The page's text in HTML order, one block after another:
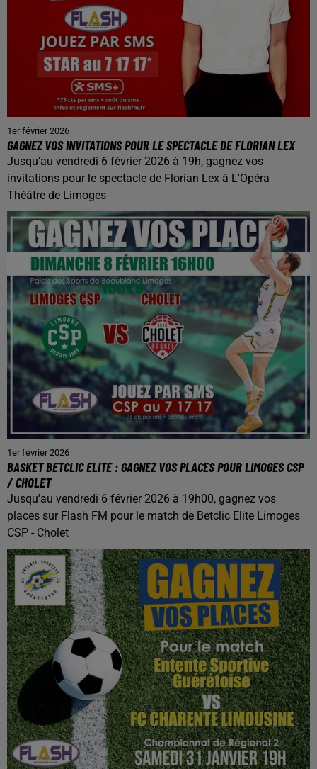
1er février 2026
GAGNEZ VOS INVITATIONS POUR LE SPECTACLE DE FLORIAN LEX
Jusqu'au vendredi 6 février 2026 à 19h, gagnez vos
invitations pour le spectacle de Florian Lex à L'Opéra
Théâtre de Limoges
1er février 2026
BASKET BETCLIC ELITE : GAGNEZ VOS PLACES POUR LIMOGES CSP
/ CHOLET
Jusqu'au vendredi 6 février 2026 à 19h00, gagnez vos
places sur Flash FM pour le match de Betclic Elite Limoges
CSP - Cholet